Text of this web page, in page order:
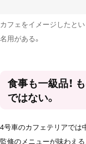
カフェをイメージしたと
名用がある。
食事も一級品！
ではない。
4号車のカフェテリアでは
監修のメニューが味わえ